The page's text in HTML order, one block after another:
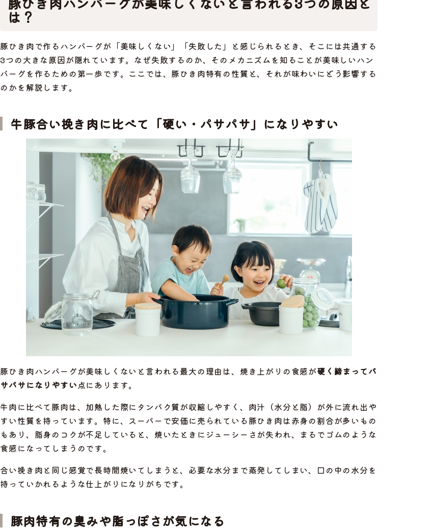
は？
豚ひき肉で作るハンバーグが「美味しくない」「失敗した」と感じられるとき、そこには共通する
3つの大きな原因が隠れています。なぜ失敗するのか、そのメカニズムを知ることが美味しいハン
バーグを作るための第一歩です。ここでは、豚ひき肉特有の性質と、それが味わいにどう影響する
のかを解説します。
牛豚合い挽き肉に比べて「硬い・パサパサ」になりやすい
豚ひき肉ハンバーグが美味しくないと言われる最大の理由は、焼き上がりの食感が硬く締まってパ
サパサになりやすい点にあります。
牛肉に比べて豚肉は、加熱した際にタンパク質が収縮しやすく、肉汁（水分と脂）が外に流れ出や
すい性質を持っています。特に、スーパーで安価に売られている豚ひき肉は赤身の割合が多いもの
もあり、脂身のコクが不足していると、焼いたときにジューシーさが失われ、まるでゴムのような
食感になってしまうのです。
合い挽き肉と同じ感覚で長時間焼いてしまうと、必要な水分まで蒸発してしまい、口の中の水分を
持っていかれるような仕上がりになりがちです。
豚肉特有の臭みや脂っぽさが気になる